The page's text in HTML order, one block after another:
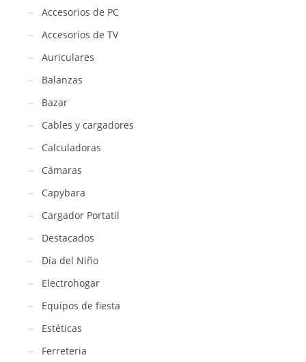
Accesorios de PC
Accesorios de TV
Auriculares
Balanzas
Bazar
Cables y cargadores
Calculadoras
Cámaras
Capybara
Cargador Portatil
Destacados
Día del Niño
Electrohogar
Equipos de fiesta
Estéticas
Ferreteria